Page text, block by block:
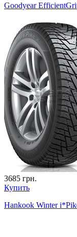
Goodyear
3685 грн.
Купить
Hankook Winter